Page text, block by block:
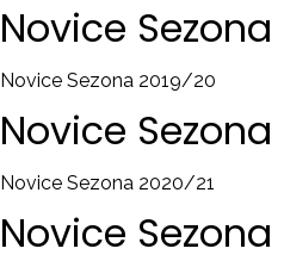
Novice Sezona
Novice Sezona 2019/20
Novice Sezona
Novice Sezona 2020/21
Novice Sezona